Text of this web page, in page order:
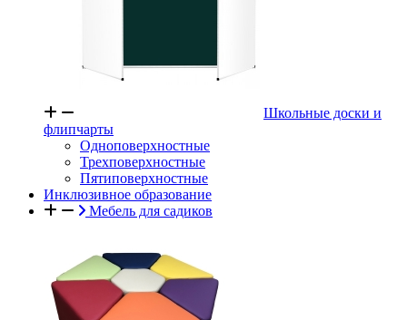
Школьные доски и
флипчарты
Одноповерхностные
Трехповерхностные
Пятиповерхностные
Инклюзивное образование
Мебель для садиков